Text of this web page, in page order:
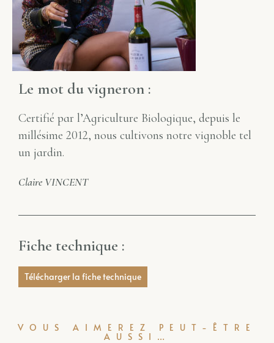
Le mot du vigneron :
Certifié par l’Agriculture Biologique, depuis le
millésime 2012, nous cultivons notre vignoble tel
un jardin.
Claire VINCENT
Fiche technique :
Télécharger la fiche technique
VOUS AIMEREZ PEUT-ÊTRE
AUSSI…